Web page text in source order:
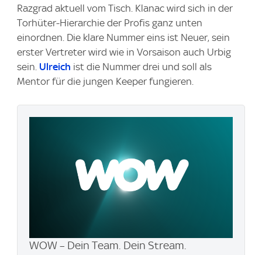
Razgrad aktuell vom Tisch. Klanac wird sich in der
Torhüter-Hierarchie der Profis ganz unten
einordnen. Die klare Nummer eins ist Neuer, sein
erster Vertreter wird wie in Vorsaison auch Urbig
sein. Ulreich ist die Nummer drei und soll als
Mentor für die jungen Keeper fungieren.
WOW – Dein Team. Dein Stream.